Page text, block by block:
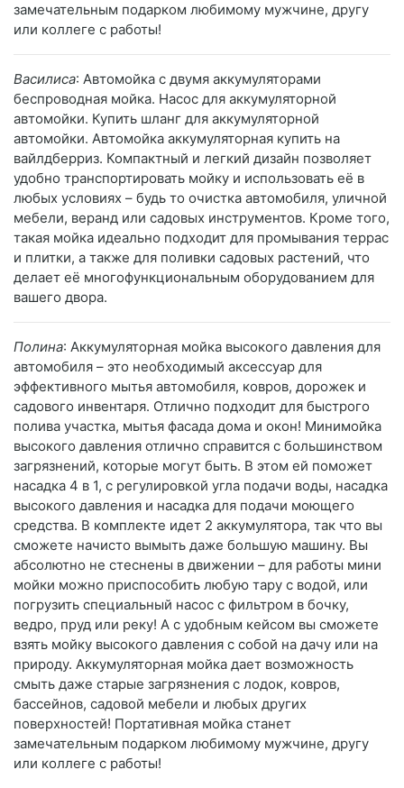
замечательным подарком любимому мужчине, другу
или коллеге с работы!
Василиса: Автомойка с двумя аккумуляторами
беспроводная мойка. Насос для аккумуляторной
автомойки. Купить шланг для аккумуляторной
автомойки. Автомойка аккумуляторная купить на
вайлдберриз. Компактный и легкий дизайн позволяет
удобно транспортировать мойку и использовать её в
любых условиях – будь то очистка автомобиля, уличной
мебели, веранд или садовых инструментов. Кроме того,
такая мойка идеально подходит для промывания террас
и плитки, а также для поливки садовых растений, что
делает её многофункциональным оборудованием для
вашего двора.
Полина: Аккумуляторная мойка высокого давления для
автомобиля – это необходимый аксессуар для
эффективного мытья автомобиля, ковров, дорожек и
садового инвентаря. Отлично подходит для быстрого
полива участка, мытья фасада дома и окон! Минимойка
высокого давления отлично справится с большинством
загрязнений, которые могут быть. В этом ей поможет
насадка 4 в 1, с регулировкой угла подачи воды, насадка
высокого давления и насадка для подачи моющего
средства. В комплекте идет 2 аккумулятора, так что вы
сможете начисто вымыть даже большую машину. Вы
абсолютно не стеснены в движении – для работы мини
мойки можно приспособить любую тару с водой, или
погрузить специальный насос с фильтром в бочку,
ведро, пруд или реку! А с удобным кейсом вы сможете
взять мойку высокого давления с собой на дачу или на
природу. Аккумуляторная мойка дает возможность
смыть даже старые загрязнения с лодок, ковров,
бассейнов, садовой мебели и любых других
поверхностей! Портативная мойка станет
замечательным подарком любимому мужчине, другу
или коллеге с работы!